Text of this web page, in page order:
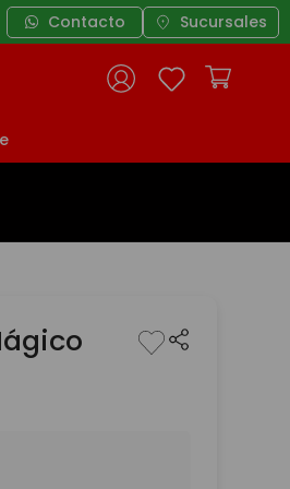
Contacto Sucursales